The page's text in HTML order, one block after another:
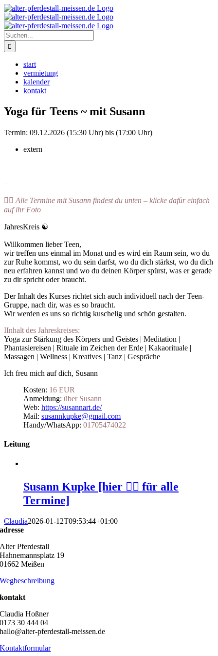
Zum
Inhalt
springen
Instagram
Suche
nach:
start
vermietung
kalender
kontakt
Yoga für Teens ~ mit Susann
Termin: 09.12.2026 (15:30 Uhr) bis (17:00 Uhr)
extern
👉🏻 Alle Termine mit Susann findest du unten – klicke dafür einfach
auf ihr Foto
JahresKreis ☯️
Willkommen lieber Teen,
wir treffen uns einmal im Monat und es wird ein Raum sein, wo du
zur Ruhe kommst, wo du sein darfst, wo du dich stärkst, wo du dich
neu erfahren kannst und wo du deinen Körper spürst, was er gerade
zu dir spricht oder braucht.
Der Inhalt des Kurses richtet sich auch individuell nach der Teen-
Gruppe, nach dir, was es so braucht.
Wir werden es uns so richtig kuschelig und schön gestalten.
IInhalt des Jahreskreises:
Yoga zur Stärkung des Körpers und Geistes | Meditation |
Phantasiereisen | Rituale im Zeichen der Erde | Kakaorituale |
Massagen | Wellness | Kreatives | Tanz | Gespräche
Ich freu mich auf dich, Susann
Kosten: 16 EUR
Anmeldung: über Susann
Web: https://susannart.de/
Mail: susannkupke@gmail.com
Handy/WhatsApp: 01705474022
Leitung
Susann Kupke [hier 👆🏻 für alle
Termine]
Claudia2026-01-12T09:53:44+01:00
adresse
Alter Pferdestall
Hahnemannsplatz 19
01662 Meißen
Wegbeschreibung
kontakt
Claudia Hoßner
0173 30 444 04
hallo@alter-pferdestall-meissen.de
Kontaktformular